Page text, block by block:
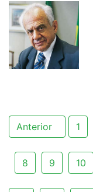
Anterior 1
8 9 10